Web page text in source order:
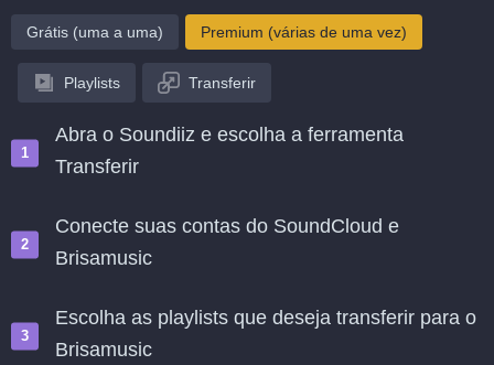
Grátis (uma a uma) Premium (várias de uma vez)
Playlists Transferir
Abra o Soundiiz e escolha a ferramenta
Transferir
Conecte suas contas do SoundCloud e
Brisamusic
Escolha as playlists que deseja transferir para o
Brisamusic